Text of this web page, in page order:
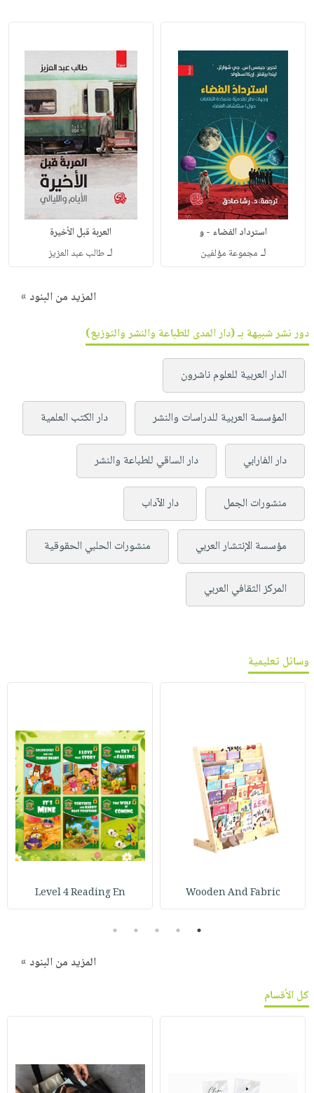
استرداد الفضاء - و
لـ مجموعة مؤلفين
العربة قبل الأخيرة
لـطالب عبد العزيز
المزيد من البنود »
دور نشر شبيهة بـ (دار المدى للطباعة والنشر والتوزيع)
الدار العربية للعلوم ناشرون
المؤسسة العربية للدراسات والنشر دار الكتب العلمية
دار الفارابي دار الساقي للطباعة والنشر
منشورات الجمل دار الآداب
مؤسسة الإنتشار العربي منشورات الحلبي الحقوقية
المركز الثقافي العربي
وسائل تعليمية
Wooden And Fabric
Level 4 Reading En
1
2
3
4
5
المزيد من البنود »
كل الأقسام